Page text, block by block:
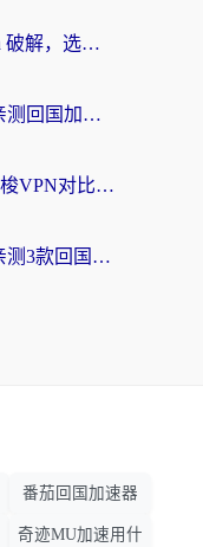
海外党避坑指南：告别pc vpn 破解，选对回国加速器轻松访问国内资源
穿梭和海龟哪个好？海外党亲测回国加速器，附电脑免费VPN推荐
Quickback VPN好用吗？和穿梭VPN对比哪个回国效果更好？海外党必看的真实测评与选择指南
穿梭和快喵好用吗？海外党亲测3款回国加速器，附日本回国VPN避坑指南
番茄回国加速器
奇迹MU加速用什